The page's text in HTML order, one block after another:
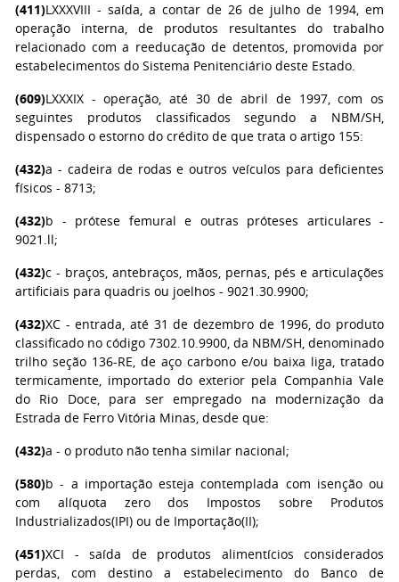
(411)LXXXVIII - saída, a contar de 26 de julho de 1994, em
operação interna, de produtos resultantes do trabalho
relacionado com a reeducação de detentos, promovida por
estabelecimentos do Sistema Penitenciário deste Estado.
(609)LXXXIX - operação, até 30 de abril de 1997, com os
seguintes produtos classificados segundo a NBM/SH,
dispensado o estorno do crédito de que trata o artigo 155:
(432)a - cadeira de rodas e outros veículos para deficientes
físicos - 8713;
(432)b - prótese femural e outras próteses articulares -
9021.ll;
(432)c - braços, antebraços, mãos, pernas, pés e articulações
artificiais para quadris ou joelhos - 9021.30.9900;
(432)XC - entrada, até 31 de dezembro de 1996, do produto
classificado no código 7302.10.9900, da NBM/SH, denominado
trilho seção 136-RE, de aço carbono e/ou baixa liga, tratado
termicamente, importado do exterior pela Companhia Vale
do Rio Doce, para ser empregado na modernização da
Estrada de Ferro Vitória Minas, desde que:
(432)a - o produto não tenha similar nacional;
(580)b - a importação esteja contemplada com isenção ou
com alíquota zero dos Impostos sobre Produtos
Industrializados(IPI) ou de Importação(II);
(451)XCI - saída de produtos alimentícios considerados
perdas, com destino a estabelecimento do Banco de